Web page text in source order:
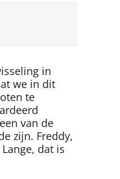
in
we in dit
te
van de
zijn. Freddy,
dat is